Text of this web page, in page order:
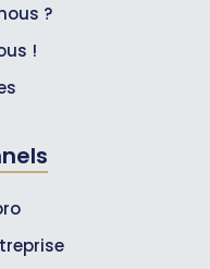
?
!